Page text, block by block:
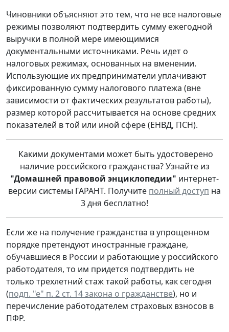
Чиновники объясняют это тем, что не все налоговые
режимы позволяют подтвердить сумму ежегодной
выручки в полной мере имеющимися
документальными источниками. Речь идет о
налоговых режимах, основанных на вменении.
Использующие их предприниматели уплачивают
фиксированную сумму налогового платежа (вне
зависимости от фактических результатов работы),
размер которой рассчитывается на основе средних
показателей в той или иной сфере (ЕНВД, ПСН).
Какими документами может быть удостоверено
наличие российского гражданства? Узнайте из
"Домашней правовой энциклопедии" интернет-
версии системы ГАРАНТ. Получите полный доступ на
3 дня бесплатно!
Если же на получение гражданства в упрощенном
порядке претендуют иностранные граждане,
обучавшиеся в России и работающие у российского
работодателя, то им придется подтвердить не
только трехлетний стаж такой работы, как сегодня
(подп. "е" п. 2 ст. 14 закона о гражданстве), но и
перечисление работодателем страховых взносов в
ПФР.